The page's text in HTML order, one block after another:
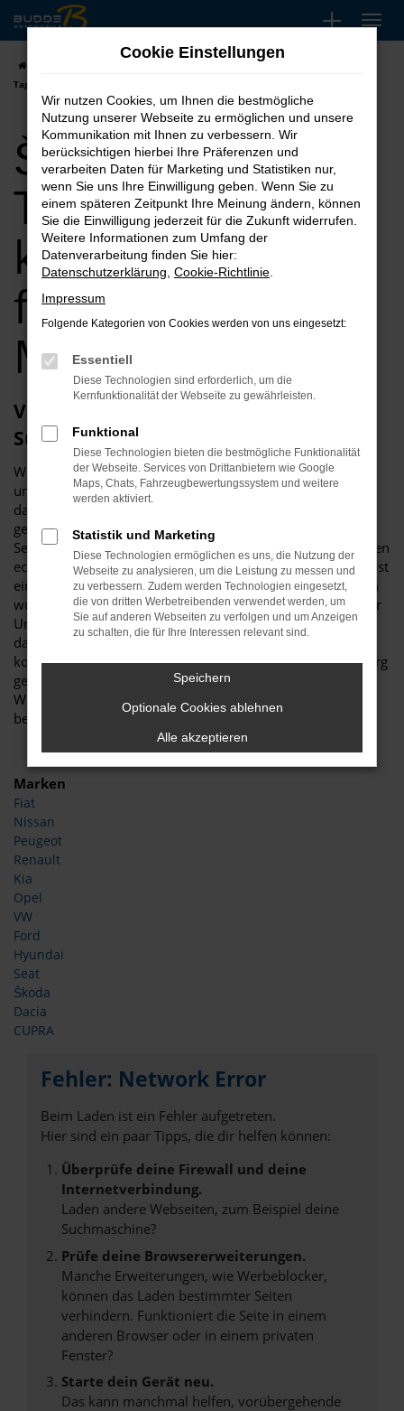
Zum
Hauptinhalt
springen
Škoda Superb
Tageszulassung kaufen, leasen, finanzieren für Marburg
Škoda Superb
Tageszulassung
kaufen, leasen,
finanzieren für
Marburg
Viele gute Gründe für eine Škoda
Superb Tageszulassung in Marburg
Wer sich für ein neues Fahrzeug interessiert, führt nahezu
unweigerlich umfassende Recherchen durch. Haben Sie
dabei auch schon an eine Škoda Superb Tageszulassung
gedacht? Wir fragen deshalb, weil es für Ihr „Unterwegs-
Sein“ in Marburg kaum eine günstigere Möglichkeit für einen
echten Neuwagen gibt. Die Škoda Superb Tageszulassung ist
ein Fahrzeug, das noch keinen einzigen Kilometer gefahren
wurde und entsprechend frisch aus dem Werk stammt. Der
Unterschied zu einem bestellten Neuwagen besteht darin,
dass die Škoda Superb Tageszulassung bereits komplett
konfiguriert ist und nur darauf wartet, von Ihnen in Marburg
gefahren zu werden. Und das ohne Umschweife,
Wartezeiten oder Verzögerungen, denn das Modell steht
bereits bei uns bereit.
Marken
Fiat
Nissan
Peugeot
Renault
Kia
Opel
VW
Ford
Hyundai
Seat
Škoda
Dacia
CUPRA
Fehler: Network Error
Beim Laden ist ein Fehler aufgetreten.
Hier sind ein paar Tipps, die dir helfen können:
Überprüfe deine Firewall und deine
Internetverbindung.
Laden andere Webseiten, zum Beispiel deine
Suchmaschine?
Prüfe deine Browsererweiterungen.
Manche Erweiterungen, wie Werbeblocker,
können das Laden bestimmter Seiten
verhindern. Funktioniert die Seite in einem
anderen Browser oder in einem privaten
Fenster?
Starte dein Gerät neu.
Das kann manchmal helfen, vorübergehende
Cookie Einstellungen
Wir nutzen Cookies, um Ihnen die bestmögliche
Nutzung unserer Webseite zu ermöglichen und unsere
Kommunikation mit Ihnen zu verbessern. Wir
berücksichtigen hierbei Ihre Präferenzen und
verarbeiten Daten für Marketing und Statistiken nur,
wenn Sie uns Ihre Einwilligung geben. Wenn Sie zu
einem späteren Zeitpunkt Ihre Meinung ändern, können
Sie die Einwilligung jederzeit für die Zukunft widerrufen.
Weitere Informationen zum Umfang der
Datenverarbeitung finden Sie hier:
Datenschutzerklärung Cookie-Richtlinie
Impressum
Folgende Kategorien von Cookies werden von uns eingesetzt:
Essentiell
Diese Technologien sind erforderlich, um die
Kernfunktionalität der Webseite zu gewährleisten.
Funktional
Diese Technologien bieten die bestmögliche Funktionalität
der Webseite. Services von Drittanbietern wie Google
Maps, Chats, Fahrzeugbewertungssystem und weitere
werden aktiviert.
Statistik und Marketing
Diese Technologien ermöglichen es uns, die Nutzung der
Webseite zu analysieren, um die Leistung zu messen und
zu verbessern. Zudem werden Technologien eingesetzt,
die von dritten Werbetreibenden verwendet werden, um
Sie auf anderen Webseiten zu verfolgen und um Anzeigen
zu schalten, die für Ihre Interessen relevant sind.
Speichern
Optionale Cookies ablehnen
Alle akzeptieren